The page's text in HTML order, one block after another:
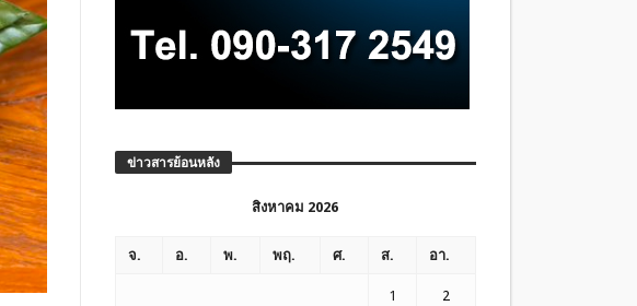
ข่าวสารย้อนหลัง
สิงหาคม 2026
จ. อ. พ. พฤ. ศ. ส. อา.
1 2